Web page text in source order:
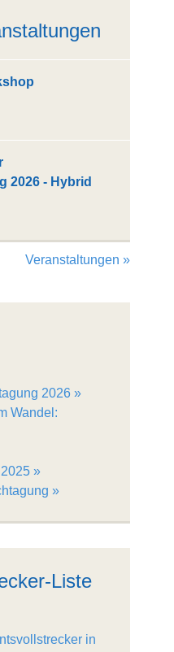
2026 - Hybrid
Veranstaltungen »
2026
Wandel:
Liste
in